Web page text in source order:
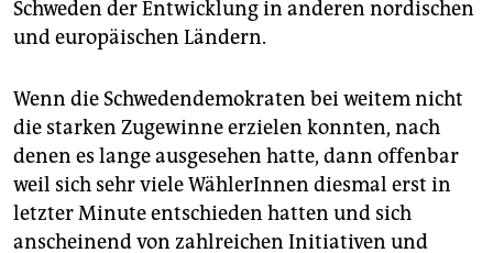
Schweden der Entwicklung in anderen nordischen
und europäischen Ländern.
Wenn die Schwedendemokraten bei weitem nicht
die starken Zugewinne erzielen konnten, nach
denen es lange ausgesehen hatte, dann offenbar
weil sich sehr viele WählerInnen diesmal erst in
letzter Minute entschieden hatten und sich
anscheinend von zahlreichen Initiativen und